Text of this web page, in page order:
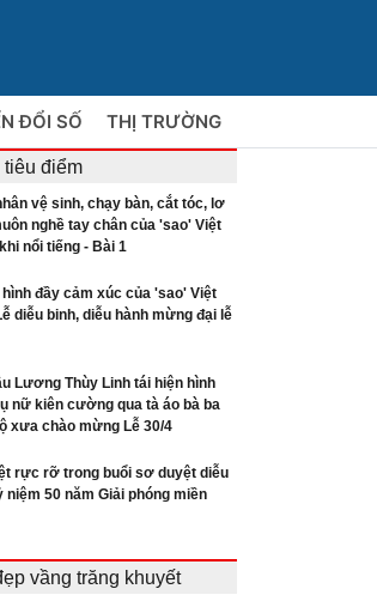
ĐỔI SỐ THỊ TRƯỜNG
tiêu điểm
vệ sinh, chạy bàn, cắt tóc, lơ
nghề tay chân của 'sao' Việt
nổi tiếng - Bài 1
hình đầy cảm xúc của 'sao' Việt
diễu binh, diễu hành mừng đại lễ
Lương Thùy Linh tái hiện hình
nữ kiên cường qua tà áo bà ba
xưa chào mừng Lễ 30/4
rực rỡ trong buổi sơ duyệt diễu
niệm 50 năm Giải phóng miền
vầng trăng khuyết